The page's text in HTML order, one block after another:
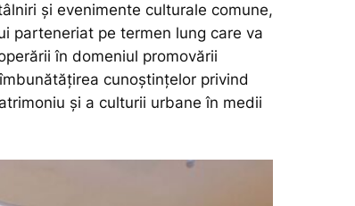
și evenimente culturale comune,
parteneriat pe termen lung care va
în domeniul promovării
cunoștințelor privind
și a culturii urbane în medii